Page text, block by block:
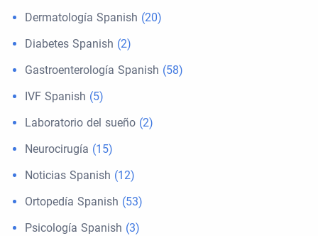
Dermatología Spanish (20)
Diabetes Spanish (2)
Gastroenterología Spanish (58)
IVF Spanish (5)
Laboratorio del sueño (2)
Neurocirugía (15)
Noticias Spanish (12)
Ortopedía Spanish (53)
Psicología Spanish (3)